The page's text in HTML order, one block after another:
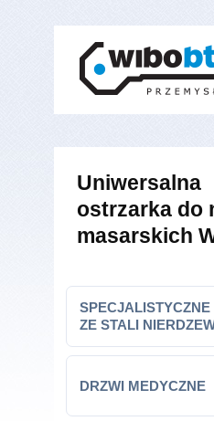
Uniwersalna
ostrzarka do
masarskich
SPECJALISTYCZNE
ZE STALI
DRZWI MEDYCZNE